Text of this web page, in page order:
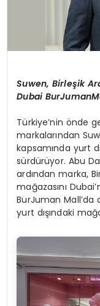
Suwen,Birleşik
Dubai BurJuman
Türkiye’nin önde
markalarından
kapsamında yurt
sürdürüyor. Abu
ardından marka,
mağazasını
BurJuman Mall’da
yurt dışındaki